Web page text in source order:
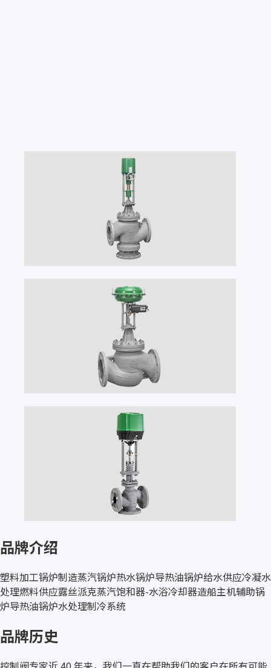
德国DE
品牌介绍
塑料加工锅炉制造蒸汽锅炉热水锅炉导热油锅炉给水供应冷凝水
处理燃料供应露丝派克蒸汽饱和器-水浴冷却器造船主机辅助锅
炉导热油锅炉水处理制冷系统
品牌历史